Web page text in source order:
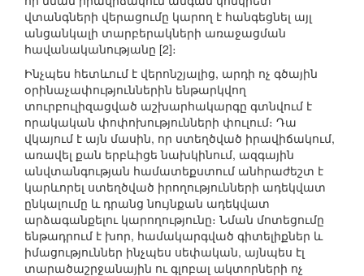
վտանգների վերացումը կարող է հանգեցնել այլ
անցանկալի տարբերակների առաջացման
հավանականությանը [2]։
Ինչպես հետևում է վերոնշյալից, արդի ոչ գծային
օրինաչափություններին ենթարկվող
տուրբուլիզացված աշխարհակարգը գտնվում է
որակական փոփոխությունների փուլում։ Դա
վկայում է այն մասին, որ ստեղծված իրավիճակում,
առավել քան երբևիցե նախկինում, ազգային
անվտանգության համատեքստում անհրաժեշտ է
կարևորել ստեղծված իրողությունների ադեկվատ
ընկալումը և դրանց նույնքան ադեկվատ
արձագանքելու կարողությունը։ Նման մոտեցումը
ենթադրում է խոր, համակարգված գիտելիքներ և
իմացություններ ինչպես սեփական, այնպես էլ
տարածաշրջանային ու գլոբալ ակտորների ոչ